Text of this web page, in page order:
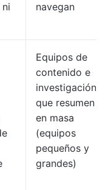
navegan
Equipos de
contenido e
investigación
que resumen
en masa
(equipos
pequeños y
grandes)